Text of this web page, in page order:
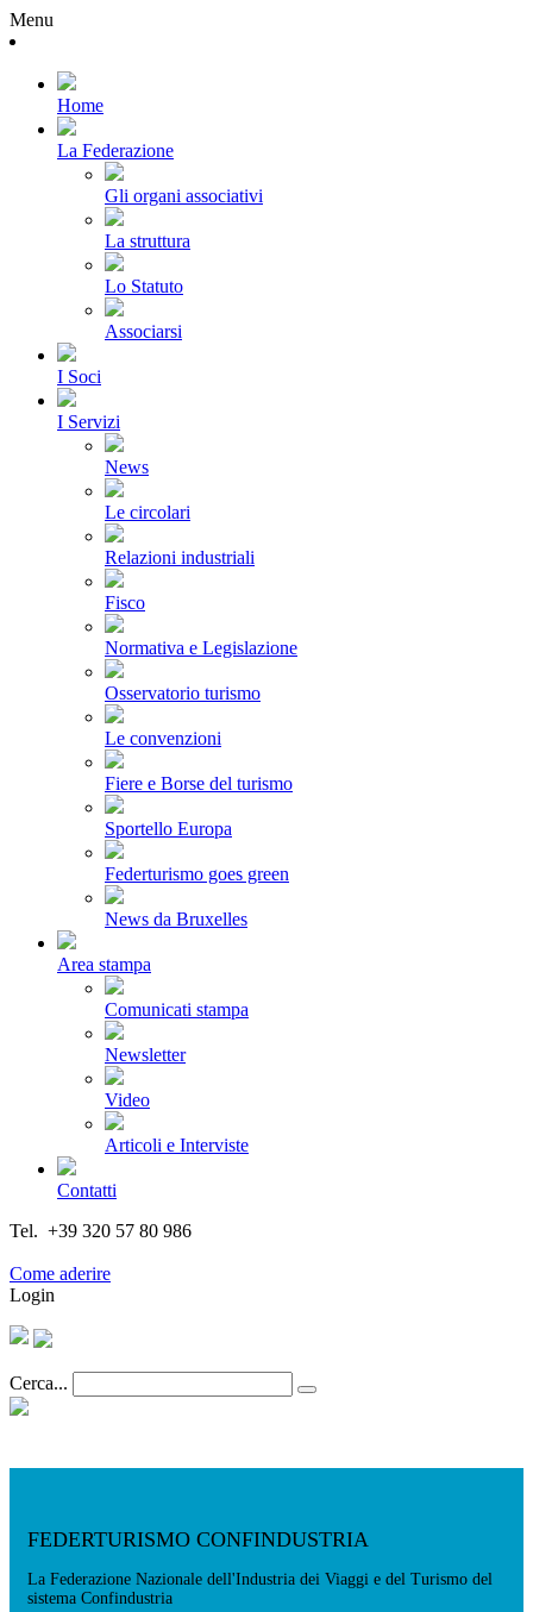
Menu
Home
La Federazione
Gli organi associativi
La struttura
Lo Statuto
Associarsi
I Soci
I Servizi
News
Le circolari
Relazioni industriali
Fisco
Normativa e Legislazione
Osservatorio turismo
Le convenzioni
Fiere e Borse del turismo
Sportello Europa
Federturismo goes green
News da Bruxelles
Area stampa
Comunicati stampa
Newsletter
Video
Articoli e Interviste
Contatti
Tel. +39 320 57 80 986
Come aderire
Login
Cerca...
FEDERTURISMO CONFINDUSTRIA
La Federazione Nazionale dell'Industria dei Viaggi e del Turismo del
sistema Confindustria